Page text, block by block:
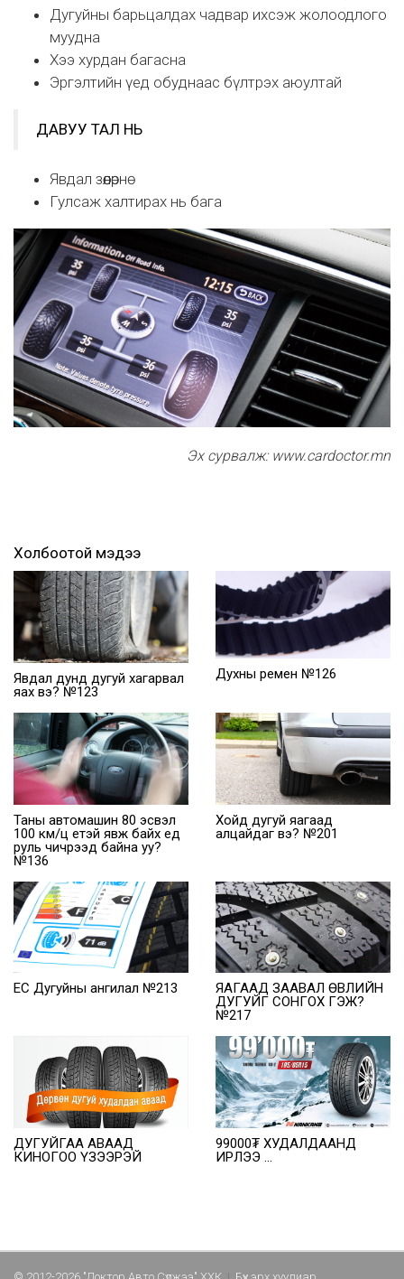
Дугуйны барьцалдах чадвар ихсэж жолоодлого
муудна
Хээ хурдан багасна
Эргэлтийн үед обуднаас бүлтрэх аюултай
ДАВУУ ТАЛ НЬ
Явдал зөөлөрнө
Гулсаж халтирах нь бага
Эх сурвалж: www.cardoctor.mn
Холбоотой мэдээ
Явдал дунд дугуй хагарвал
яах вэ? №123
Духны ремен №126
Таны автомашин 80 эсвэл
100 км/ц үетэй явж байх үед
руль чичрээд байна уу?
№136
Хойд дугуй яагаад
алцайдаг вэ? №201
EC Дугуйны ангилал №213
ЯАГААД ЗААВАЛ ӨВЛИЙН
ДУГУЙГ СОНГОХ ГЭЖ?
№217
ДУГУЙГАА АВААД
КИНОГОО ҮЗЭЭРЭЙ
99000₮ ХУДАЛДААНД
ИРЛЭЭ ...